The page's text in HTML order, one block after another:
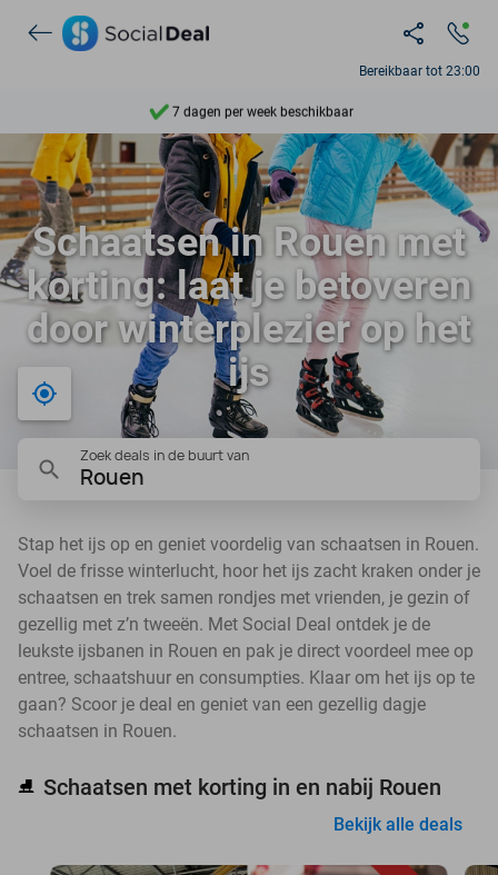
Bereikbaar tot 23:00
7 dagen per week beschikbaar
10+ miljoen leden
9,4
Ontdek 15.000+ deals
Schaatsen in Rouen met
korting: laat je betoveren
door winterplezier op het
ijs
Bij mij in de buurt
Zoek deals in de buurt van
Rouen
Stap het ijs op en geniet voordelig van schaatsen in Rouen.
Voel de frisse winterlucht, hoor het ijs zacht kraken onder je
schaatsen en trek samen rondjes met vrienden, je gezin of
gezellig met z’n tweeën. Met Social Deal ontdek je de
leukste ijsbanen in Rouen en pak je direct voordeel mee op
entree, schaatshuur en consumpties. Klaar om het ijs op te
gaan? Scoor je deal en geniet van een gezellig dagje
schaatsen in Rouen.
⛸️ Schaatsen met korting in en nabij Rouen
Bekijk alle deals